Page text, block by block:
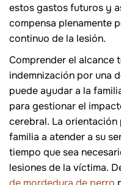
estos gastos futuros y
compensa plenamente
continuo de la lesión.
Comprender el alcance
indemnización por una
puede ayudar a la
para gestionar el
cerebral. La
familia a atender a su
tiempo que sea
lesiones de la víctima.